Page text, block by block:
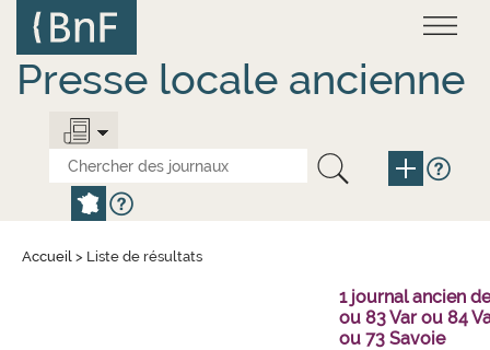
contenu
principal
Presse locale ancienne
Accueil > Liste de résultats
1 journal ancien
ou 83 Var ou 84
ou 73 Savoie
Panneau de gestion des cookies